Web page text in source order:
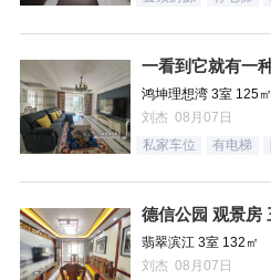
鸿坤理想湾 3室 125㎡
刘杰 08月07日
私家车位 有电梯
翡翠滨江 3室 132㎡
刘杰 08月07日